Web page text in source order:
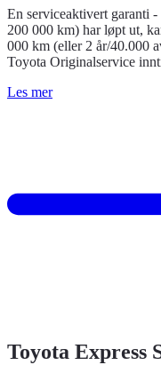
En serviceaktivert garanti
200 000 km) har løpt ut,
000 km (eller 2 år/40.000
Toyota Originalservice
Les mer
Toyota Express